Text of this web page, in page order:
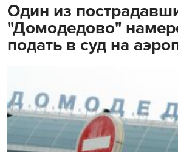
Один из
"Домодедово"
подать в суд на